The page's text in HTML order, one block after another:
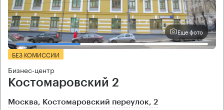
Еще фото
БЕЗ КОМИССИИ
Бизнес-центр
Костомаровский 2
Москва, Костомаровский переулок, 2